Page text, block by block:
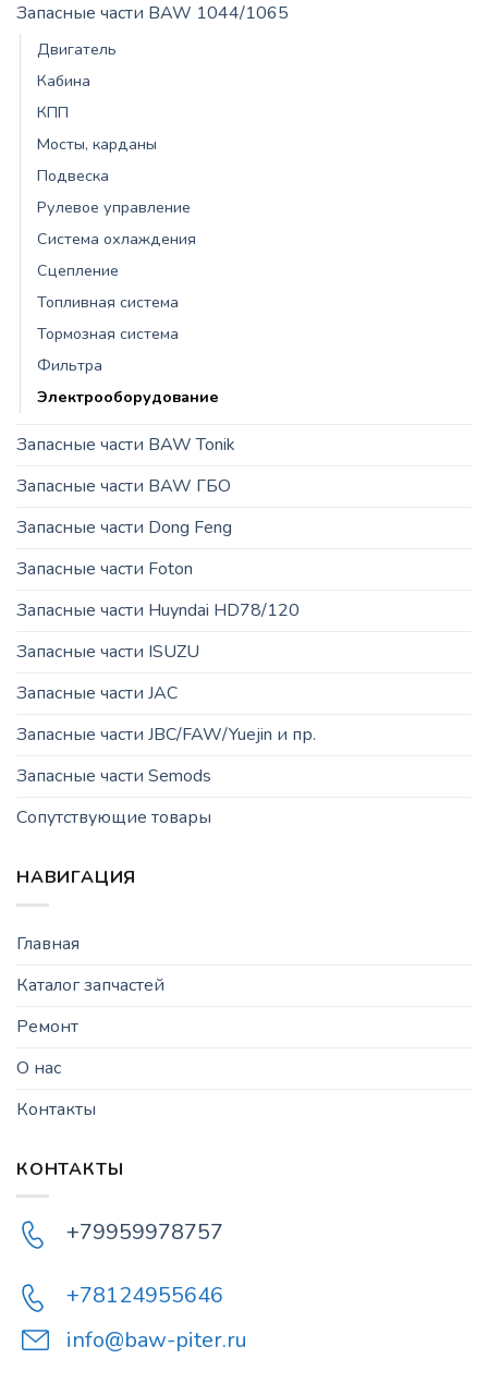
Запасные части BAW 1044/1065
Двигатель
Кабина
КПП
Мосты, карданы
Подвеска
Рулевое управление
Система охлаждения
Сцепление
Топливная система
Тормозная система
Фильтра
Электрооборудование
Запасные части BAW Tonik
Запасные части BAW ГБО
Запасные части Dong Feng
Запасные части Foton
Запасные части Huyndai HD78/120
Запасные части ISUZU
Запасные части JAC
Запасные части JBC/FAW/Yuejin и пр.
Запасные части Semods
Сопутствующие товары
НАВИГАЦИЯ
Главная
Каталог запчастей
Ремонт
О нас
Контакты
КОНТАКТЫ
+79959978757
+78124955646
info@baw-piter.ru